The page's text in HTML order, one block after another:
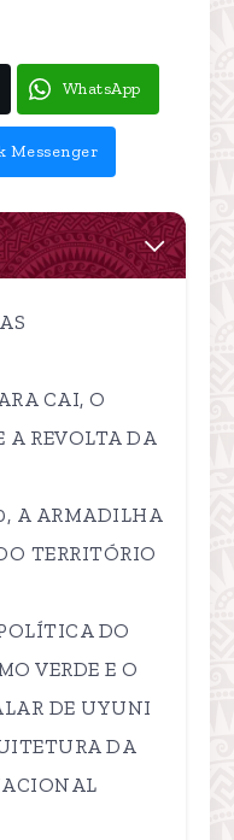
WhatsApp
Messenger
CAI, O
A REVOLTA DA
A ARMADILHA
TERRITÓRIO
DO
VERDE E O
DE UYUNI
DA